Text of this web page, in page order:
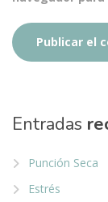
Entradas
Punción Seca
Estrés